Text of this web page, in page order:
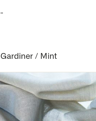
Gardiner / Mint